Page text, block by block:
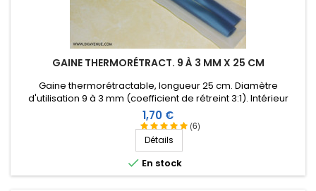
GAINE THERMORÉTRACT. 9 À 3 MM X 25 CM
(6)
Gaine thermorétractable, longueur 25 cm. Diamètre
d'utilisation 9 à 3 mm (coefficient de rétreint 3:1). Intérieur
revêtu d'une résine thermoplastique.
Prix
1,70 €
Détails
 En stock